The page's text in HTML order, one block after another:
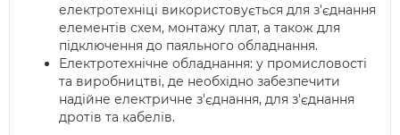
електротехніці використовується для з'єднання
елементів схем, монтажу плат, а також для
підключення до паяльного обладнання.
Електротехнічне обладнання: у промисловості
та виробництві, де необхідно забезпечити
надійне електричне з'єднання, для з'єднання
дротів та кабелів.